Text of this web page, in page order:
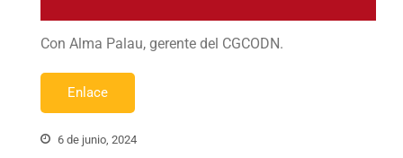
Con Alma Palau, gerente del CGCODN.
Enlace
6 de junio, 2024